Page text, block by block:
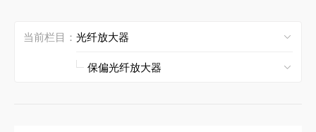
当前栏目：